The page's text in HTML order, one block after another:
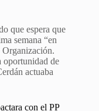
que espera que
semana “en
Organización.
oportunidad de
actuaba
con el PP